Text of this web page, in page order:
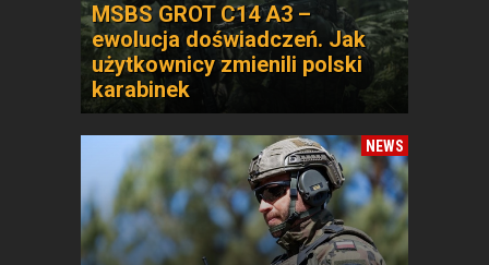
MSBS GROT C14 A3 –
ewolucja doświadczeń. Jak
użytkownicy zmienili polski
karabinek
NEWS